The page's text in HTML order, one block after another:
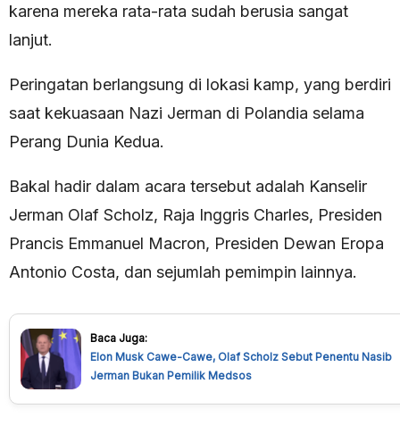
karena mereka rata-rata sudah berusia sangat
lanjut.
Peringatan berlangsung di lokasi kamp, ​​yang berdiri
saat kekuasaan Nazi Jerman di Polandia selama
Perang Dunia Kedua.
Bakal hadir dalam acara tersebut adalah Kanselir
Jerman Olaf Scholz, Raja Inggris Charles, Presiden
Prancis Emmanuel Macron, Presiden Dewan Eropa
Antonio Costa, dan sejumlah pemimpin lainnya.
Baca Juga:
Elon Musk Cawe-Cawe, Olaf Scholz Sebut Penentu Nasib
Jerman Bukan Pemilik Medsos